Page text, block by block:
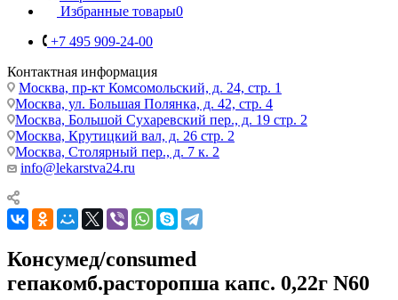
Избранные товары0
+7 495 909-24-00
Контактная информация
Москва, пр-кт Комсомольский, д. 24, стр. 1
Москва, ул. Большая Полянка, д. 42, стр. 4
Москва, Большой Сухаревский пер., д. 19 стр. 2
Москва, Крутицкий вал, д. 26 стр. 2
Москва, Столярный пер., д. 7 к. 2
info@lekarstva24.ru
Консумед/consumed
гепакомб.расторопша капс. 0,22г N60